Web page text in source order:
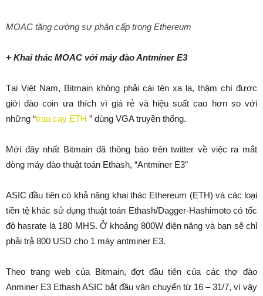
MOAC tăng cường sự phân cấp trong Ethereum
+ Khai thác MOAC với máy đào Antminer E3
Tại Việt Nam, Bitmain không phải cái tên xa lạ, thậm chí được
giới đào coin ưa thích vì giá rẻ và hiệu suất cao hơn so với
những “trau cay ETH ” dùng VGA truyền thống.
Mới đây nhất Bitmain đã thông báo trên twitter về việc ra mắt
dòng máy đào thuật toán Ethash, “Antminer E3”
ASIC đầu tiên có khả năng khai thác Ethereum (ETH) và các loại
tiền tệ khác sử dụng thuật toán Ethash/Dagger-Hashimoto có tốc
độ hasrate là 180 MHS. Ở khoảng 800W điện năng và bạn sẽ chỉ
phải trả 800 USD cho 1 máy antminer E3.
Theo trang web của Bitmain, đợt đầu tiên của các thợ đào
Anminer E3 Ethash ASIC bắt đầu vận chuyển từ 16 – 31/7, vì vậy